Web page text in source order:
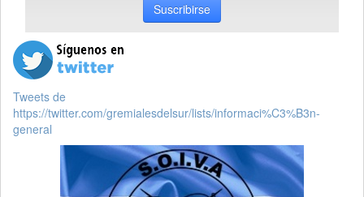
Suscribirse
Tweets de
https://twitter.com/gremialesdelsur/lists/informaci%C3%B3n-
general